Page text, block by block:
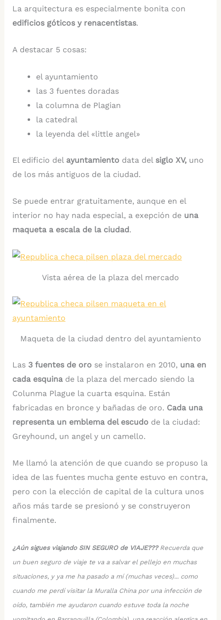
La arquitectura es especialmente bonita con
edificios góticos y renacentistas.
A destacar 5 cosas:
el ayuntamiento
las 3 fuentes doradas
la columna de Plagian
la catedral
la leyenda del «little angel»
El edificio del ayuntamientodata del siglo XV, uno
de los más antiguos de la ciudad.
Se puede entrar gratuitamente, aunque en el
interior no hay nada especial, a exepción de una
maqueta a escala de la ciudad.
Vista aérea de la plaza del mercado
Maqueta de la ciudad dentro del ayuntamiento
Las 3 fuentes de orose instalaron en 2010, una en
cada esquinade la plaza del mercado siendo la
Colunma Plague la cuarta esquina. Están
fabricadas en bronce y bañadas de oro. Cada una
representa un emblema del escudode la ciudad:
Greyhound, un angel y un camello.
Me llamó la atención de que cuando se propuso la
idea de las fuentes mucha gente estuvo en contra,
pero con la elección de capital de la cultura unos
años más tarde se presionó y se construyeron
finalmente.
¿Aún sigues viajando SIN SEGURO de VIAJE???Recuerda que
un buen seguro de viaje te va a salvar el pellejo en muchas
situaciones, y ya me ha pasado a mí (muchas veces)... como
cuando me perdí visitar la Muralla China por una infección de
oído, también me ayudaron cuando estuve toda la noche